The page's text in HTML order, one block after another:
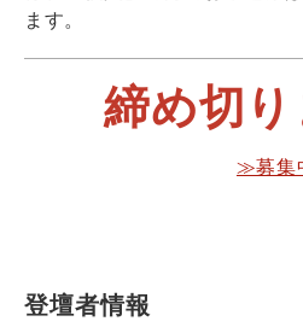
ます。
締め切
≫募集
登壇者情報